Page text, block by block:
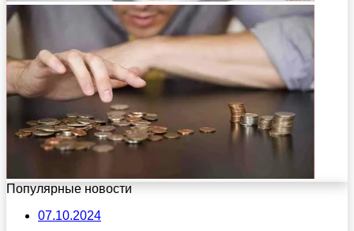
Популярные новости
07.10.2024